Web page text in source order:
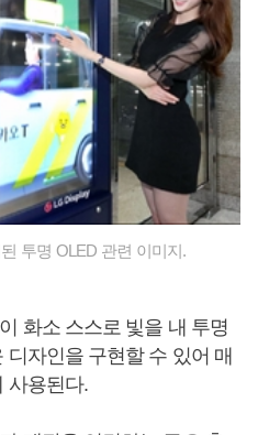
투명 OLED 관련 이미지.
화소 스스로 빛을 내 투명
자인을 구현할 수 있어 매
사용된다.